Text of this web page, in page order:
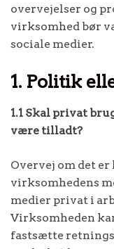
overvejelser og
virksomhed bør
sociale medier.
1. Politik
1.1 Skal privat
være tilladt?
Overvej om det
virksomhedens
medier privat i
Virksomheden
fastsætte